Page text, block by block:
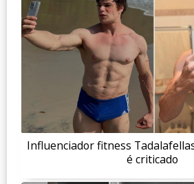
Influenciador fitness
é criticado